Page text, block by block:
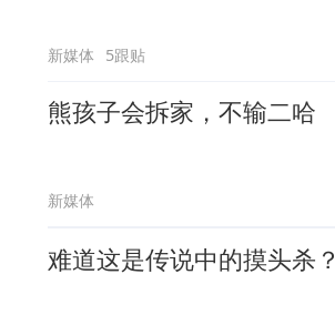
新媒体 5跟贴
熊孩子会拆家，不输二哈
新媒体
难道这是传说中的摸头杀？